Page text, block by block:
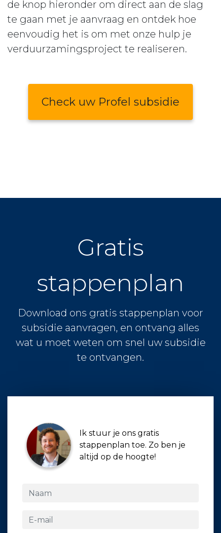
de knop hieronder om direct aan de slag
te gaan met je aanvraag en ontdek hoe
eenvoudig het is om met onze hulp je
verduurzamingsproject te realiseren.
Check uw Profel subsidie
Gratis
stappenplan
Download ons gratis stappenplan voor
subsidie aanvragen, en ontvang alles
wat u moet weten om snel uw subsidie
te ontvangen.
Ik stuur je ons gratis
stappenplan toe. Zo ben je
altijd op de hoogte!